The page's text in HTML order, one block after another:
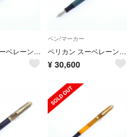
ペリカン スーベレーンM800グリーンストライプ 万年筆
ペン/マーカー
ペリカン スーベレーンM400グリーンストライプ 万年筆
¥ 30,600